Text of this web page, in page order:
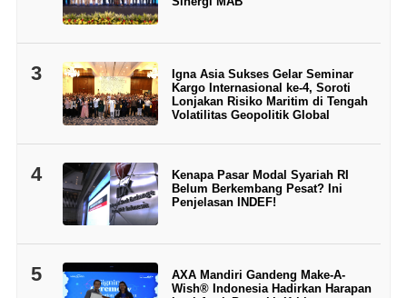
3
Igna Asia Sukses Gelar Seminar
Kargo Internasional ke-4, Soroti
Lonjakan Risiko Maritim di Tengah
Volatilitas Geopolitik Global
4
Kenapa Pasar Modal Syariah RI
Belum Berkembang Pesat? Ini
Penjelasan INDEF!
5
AXA Mandiri Gandeng Make-A-
Wish® Indonesia Hadirkan Harapan